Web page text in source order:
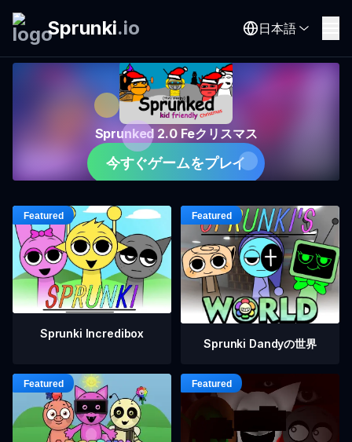
Sprunki.io 日本語
Sprunked 2.0 Feクリスマス
今すぐゲームをプレイ
Sprunki Incredibox
Sprunki Dandyの世界